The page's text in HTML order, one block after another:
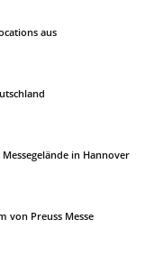
aus
in Hannover
von Preuss Messe